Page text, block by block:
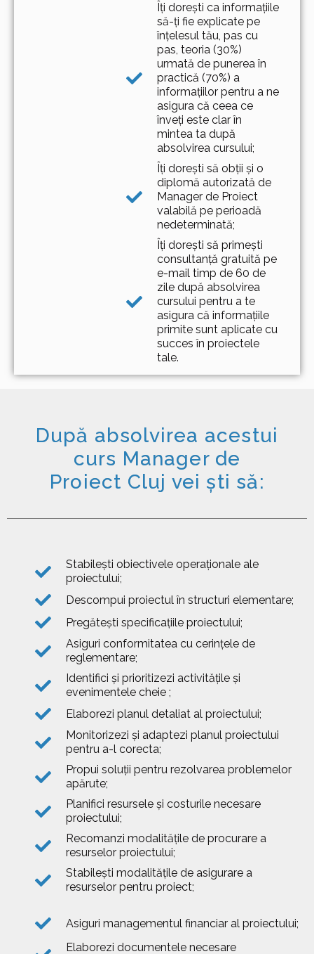
Îți dorești ca informațiile
să-ți fie explicate pe
înțelesul tău, pas cu
pas, teoria (30%)
urmată de punerea în
practică (70%) a
informațiilor pentru a ne
asigura că ceea ce
înveți este clar în
mintea ta după
absolvirea cursului;
Îți dorești să obții și o
diplomă autorizată de
Manager de Proiect
valabilă pe perioadă
nedeterminată;
Îți dorești să primești
consultanță gratuită pe
e-mail timp de 60 de
zile după absolvirea
cursului pentru a te
asigura că informațiile
primite sunt aplicate cu
succes în proiectele
tale.
După absolvirea acestui
curs Manager de
Proiect Cluj vei ști să:
Stabileşti obiectivele operaţionale ale
proiectului;
Descompui proiectul în structuri elementare;
Pregăteşti specificaţiile proiectului;
Asiguri conformitatea cu cerinţele de
reglementare;
Identifici şi prioritizezi activităţile şi
evenimentele cheie ;
Elaborezi planul detaliat al proiectului;
Monitorizezi şi adaptezi planul proiectului
pentru a-l corecta;
Propui soluţii pentru rezolvarea problemelor
apărute;
Planifici resursele şi costurile necesare
proiectului;
Recomanzi modalităţile de procurare a
resurselor proiectului;
Stabileşti modalităţile de asigurare a
resurselor pentru proiect;
Asiguri managementul financiar al proiectului;
Elaborezi documentele necesare